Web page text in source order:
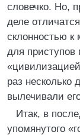
словечко. Но,
деле
склонностью к
для
раз несколько
вылечивали
Итак, в
упомянутого